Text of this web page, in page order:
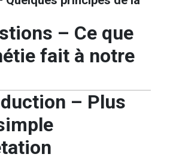
– Ce que
fait à notre
– Plus